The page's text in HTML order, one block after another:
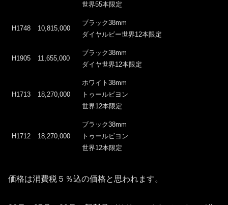
世界55本限定
H1748 10,815,000
ブラック38mm
ダイヤルビー世界12本限定
H1905 11,655,000
ブラック38mm
ダイヤ世界12本限定
H1713 18,270,000
ホワイト38mm
トゥールビヨン
世界12本限定
H1712 18,270,000
ブラック38mm
トゥールビヨン
世界12本限定
価格は消費税５％込の価格と思われます。